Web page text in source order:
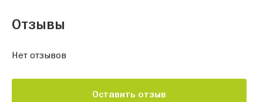
Отзывы
Нет отзывов
Оставить отзыв